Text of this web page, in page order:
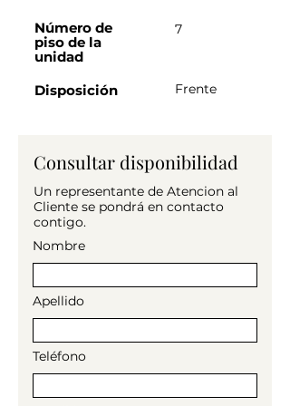
de deposito y comisión en base al
tiempo de contrato.
Sin amoblar, listo para ingresar.
Número de
piso de la
unidad
7
Disposición Frente
Consultar disponibilidad
Un representante de Atencion al
Cliente se pondrá en contacto
contigo.
Nombre
Apellido
Teléfono